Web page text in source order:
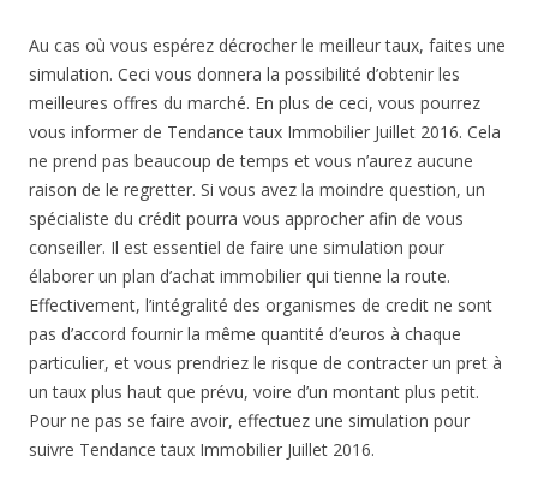
Au cas où vous espérez décrocher le meilleur taux, faites une
simulation. Ceci vous donnera la possibilité d’obtenir les
meilleures offres du marché. En plus de ceci, vous pourrez
vous informer de Tendance taux Immobilier Juillet 2016. Cela
ne prend pas beaucoup de temps et vous n’aurez aucune
raison de le regretter. Si vous avez la moindre question, un
spécialiste du crédit pourra vous approcher afin de vous
conseiller. Il est essentiel de faire une simulation pour
élaborer un plan d’achat immobilier qui tienne la route.
Effectivement, l’intégralité des organismes de credit ne sont
pas d’accord fournir la même quantité d’euros à chaque
particulier, et vous prendriez le risque de contracter un pret à
un taux plus haut que prévu, voire d’un montant plus petit.
Pour ne pas se faire avoir, effectuez une simulation pour
suivre Tendance taux Immobilier Juillet 2016.